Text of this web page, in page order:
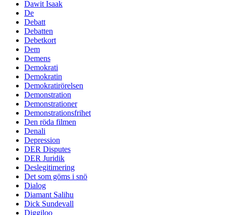
Dawit Isaak
De
Debatt
Debatten
Debetkort
Dem
Demens
Demokrati
Demokratin
Demokratirörelsen
Demonstration
Demonstrationer
Demonstrationsfrihet
Den röda filmen
Denali
Depression
DER Disputes
DER Juridik
Deslegitimering
Det som göms i snö
Dialog
Diamant Salihu
Dick Sundevall
Diggiloo